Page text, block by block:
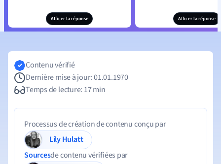
Afficer la réponse Afficer la réponse
Contenu vérifié
Dernière mise à jour: 01.01.1970
Temps de lecture: 17 min
Processus de création de contenu conçu par
Lily Hulatt
Sourcesde contenu vérifiées par